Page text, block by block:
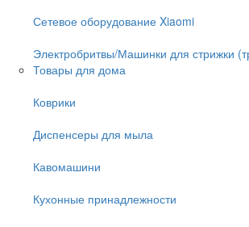
Сетевое оборудование Xiaomi
Электробритвы/Машинки для стрижки
Товары для дома
Коврики
Диспенсеры для мыла
Кавомашини
Кухонные принадлежности